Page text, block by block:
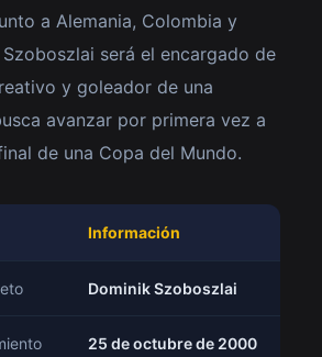
a Alemania, Colombia y
será el encargado de
y goleador de una
avanzar por primera vez a
de una Copa del Mundo.
Información
Dominik Szoboszlai
25 de octubre de 2000